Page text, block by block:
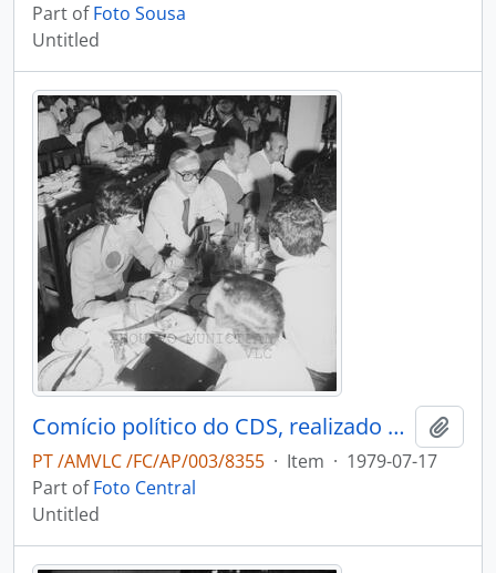
Part ofFoto Sousa
Untitled
Comício político do CDS, realizado em Oliveira de Azeméis
PT /AMVLC /FC/AP/003/8355 · Item · 1979-07-17
Part ofFoto Central
Untitled